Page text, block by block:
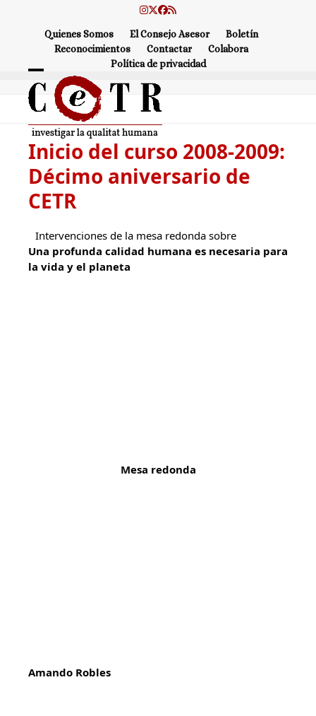
Instagram
Twitter
Facebook
RSS
Quienes Somos El Consejo Asesor
Boletín
Reconocimientos
Contactar
Colabora
Política de privacidad
Open
mobile
menu
Close
mobile
menu
Inicio del curso 2008-2009:
Décimo aniversario de
CETR
Intervenciones de la mesa redonda sobre
Una profunda calidad humana es necesaria para
la vida y el planeta
Mesa redonda
Amando Robles